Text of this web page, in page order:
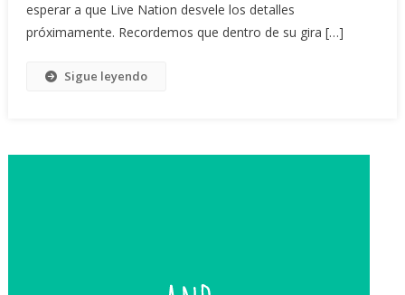
esperar a que Live Nation desvele los detalles
próximamente. Recordemos que dentro de su gira […]
Sigue leyendo